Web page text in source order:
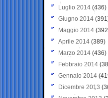
Luglio 2014 (436)
Giugno 2014
Maggio 2014
Aprile 2014 (389)
Marzo 2014 (436)
Febbraio 2014
Gennaio 2014
Dicembre 2013